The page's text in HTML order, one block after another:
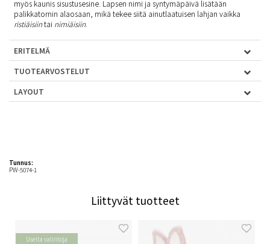
myös kaunis sisustusesine. Lapsen nimi ja syntymäpäivä lisätään
palikkatornin alaosaan, mikä tekee siitä ainutlaatuisen lahjan vaikka
ristiäisiintai nimiäisiin.
ERITELMÄ
TUOTEARVOSTELUT
LAYOUT
Tunnus:
PW-5074-1
Liittyvät tuotteet
Useita valintoja